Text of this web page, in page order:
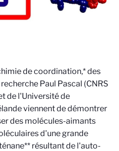
de coordination,* des
Paul Pascal (CNRS
de l'Université de
viennent de démontrer
des molécules-aimants
d'une grande
résultant de l'auto-